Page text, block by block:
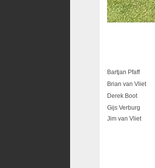
Bartjan Pfaff
Brian van Vliet
Derek Boot
Gijs Verburg
Jim van Vliet